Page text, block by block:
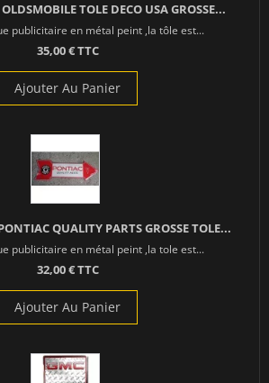
TOLE DECO USA GROSSE...
publicitaire en métal peint ,la tôle est...
35,00 € TTC
Ajouter Au Panier
QUALITY PARTS GROSSE TOLE...
publicitaire en métal peint ,la tole est...
32,00 € TTC
Ajouter Au Panier